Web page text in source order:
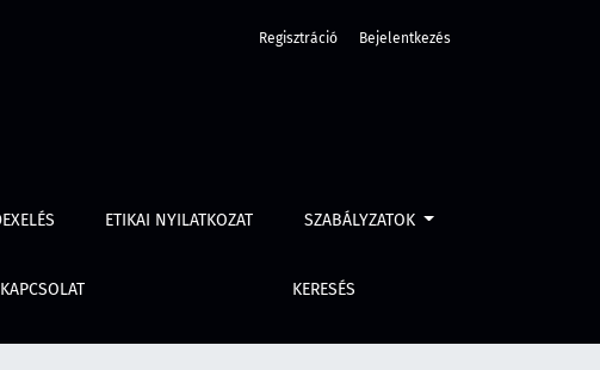
ETIKAI NYILATKOZAT SZABÁLYZATOK
KAPCSOLAT KERESÉS
Regisztráció Bejelentkezés